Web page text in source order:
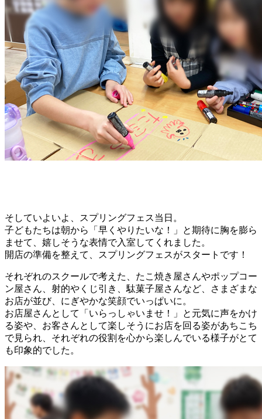
そしていよいよ、スプリングフェス当日。
子どもたちは朝から「早くやりたいな！」と期待に胸を膨ら
ませて、嬉しそうな表情で入室してくれました。
開店の準備を整えて、スプリングフェスがスタートです！
それぞれのスクールで考えた、たこ焼き屋さんやポップコー
ン屋さん、射的やくじ引き、駄菓子屋さんなど、さまざまな
お店が並び、にぎやかな笑顔でいっぱいに。
お店屋さんとして「いらっしゃいませ！」と元気に声をかけ
る姿や、お客さんとして楽しそうにお店を回る姿があちこち
で見られ、それぞれの役割を心から楽しんでいる様子がとて
も印象的でした。